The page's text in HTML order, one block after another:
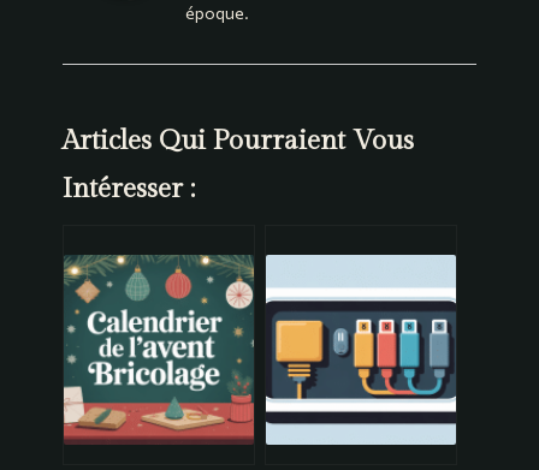
époque.
Articles Qui Pourraient Vous
Intéresser :